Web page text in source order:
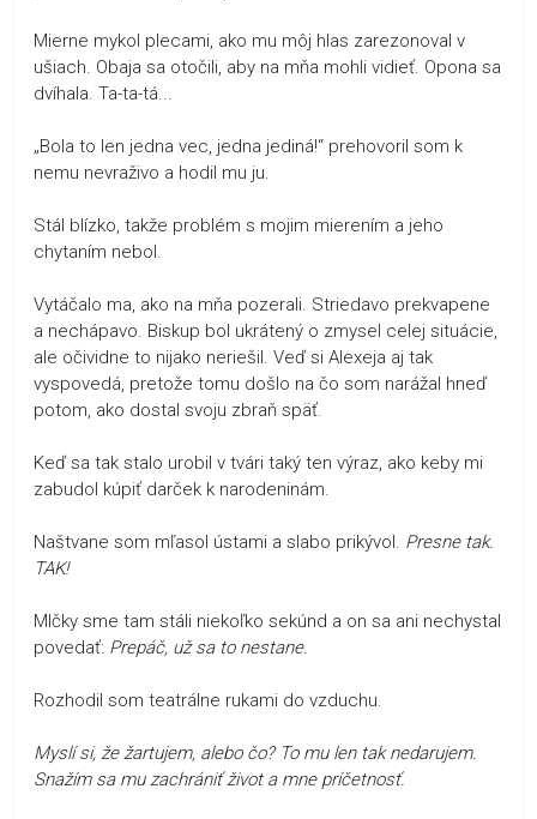
Mierne mykol plecami, ako mu môj hlas zarezonoval v
ušiach. Obaja sa otočili, aby na mňa mohli vidieť. Opona sa
dvíhala. Ta-ta-tá...
„Bola to len jedna vec, jedna jediná!“ prehovoril som k
nemu nevraživo a hodil mu ju.
Stál blízko, takže problém s mojim mierením a jeho
chytaním nebol.
Vytáčalo ma, ako na mňa pozerali. Striedavo prekvapene
a nechápavo. Biskup bol ukrátený o zmysel celej situácie,
ale očividne to nijako neriešil. Veď si Alexeja aj tak
vyspovedá, pretože tomu došlo na čo som narážal hneď
potom, ako dostal svoju zbraň späť.
Keď sa tak stalo urobil v tvári taký ten výraz, ako keby mi
zabudol kúpiť darček k narodeninám.
Naštvane som mľasol ústami a slabo prikývol. Presne tak.
TAK!
Mlčky sme tam stáli niekoľko sekúnd a on sa ani nechystal
povedať: Prepáč, už sa to nestane.
Rozhodil som teatrálne rukami do vzduchu.
Myslí si, že žartujem, alebo čo? To mu len tak nedarujem.
Snažím sa mu zachrániť život a mne príčetnosť.